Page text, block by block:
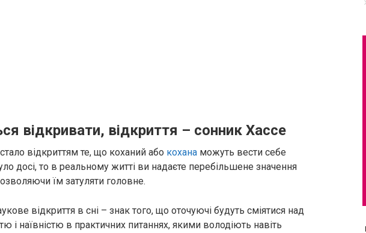
відкривати, відкриття – сонник Хассе
відкриттям те, що коханий або кохана можуть вести себе
досі, то в реальному житті ви надаєте перебільшене значення
їм затуляти головне.
відкриття в сні – знак того, що оточуючі будуть сміятися над
і наївністю в практичних питаннях, якими володіють навіть